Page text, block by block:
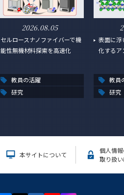
2026.08.05
セルロースナノファイバーで機
能性無機材料探索を高速化
教員の活躍
研究
表面に浮
化するア
教員
研究
本サイトについて
個人情報
取り扱